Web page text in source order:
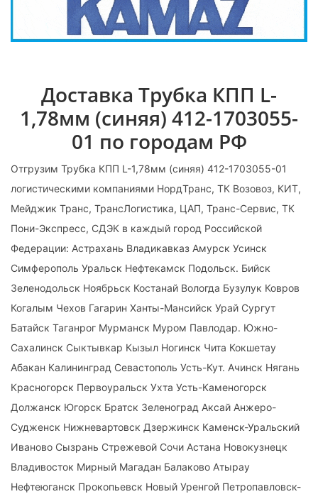
Доставка Трубка КПП L-
1,78мм (синяя) 412-1703055-
01 по городам РФ
Отгрузим Трубка КПП L-1,78мм (синяя) 412-1703055-01
логистическими компаниями НордТранс, ТК Возовоз, КИТ,
Мейджик Транс, ТрансЛогистика, ЦАП, Транс-Сервис, ТК
Пони-Экспресс, СДЭК в каждый город Российской
Федерации: Астрахань Владикавказ Амурск Усинск
Симферополь Уральск Нефтекамск Подольск. Бийск
Зеленодольск Ноябрьск Костанай Вологда Бузулук Ковров
Когалым Чехов Гагарин Ханты-Мансийск Урай Сургут
Батайск Таганрог Мурманск Муром Павлодар. Южно-
Сахалинск Сыктывкар Кызыл Ногинск Чита Кокшетау
Абакан Калининград Севастополь Усть-Кут. Ачинск Нягань
Красногорск Первоуральск Ухта Усть-Каменогорск
Должанск Югорск Братск Зеленоград Аксай Анжеро-
Судженск Нижневартовск Дзержинск Каменск-Уральский
Иваново Сызрань Стрежевой Сочи Астана Новокузнецк
Владивосток Мирный Магадан Балаково Атырау
Нефтеюганск Прокопьевск Новый Уренгой Петропавловск-